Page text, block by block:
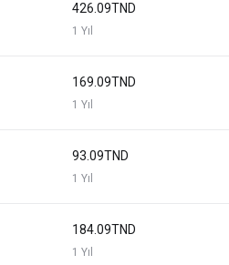
426.09TND
1 Yıl
169.09TND
1 Yıl
93.09TND
1 Yıl
184.09TND
1 Yıl